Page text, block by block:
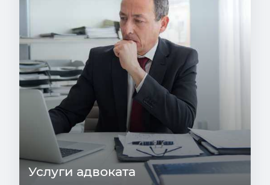
Услуги адвоката